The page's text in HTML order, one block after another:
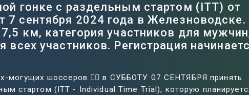
гонке с раздельным стартом (ITT) от
сентября 2024 года в Железноводске.
км, категория участников для
участников. Регистрация
шоссеров 🚴‍♂️ в СУББОТУ 07 СЕНТЯБРЯ принять
стартом (ITT - Individual Time Trial), которую